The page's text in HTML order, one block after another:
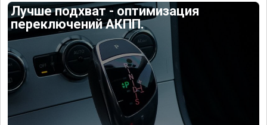
Лучше подхват - оптимизация
переключений АКПП.